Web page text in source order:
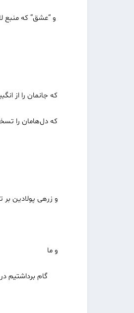
و “عشق” که منبع
که جانمان را از
که دل‌هامان را
و باروری
در
و زرهی پولادین بر
تا در
و ما
گام برداشتیم
که